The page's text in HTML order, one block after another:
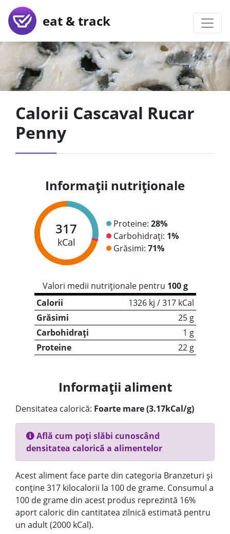
eat & track
Calorii Cascaval Rucar
Penny
Informații nutriționale
317
kCal
Proteine: 28%
Carbohidrați: 1%
Grăsimi: 71%
Valori medii nutriționale pentru 100 g
Calorii
1326 kj / 317 kCal
Grăsimi
25 g
Carbohidrați
1 g
Proteine
22 g
Informații aliment
Densitatea calorică: Foarte mare (3.17kCal/g)
Află cum poți slăbi cunoscând
densitatea calorică a alimentelor
Acest aliment face parte din categoria Branzeturi și
conține 317 kilocalorii la 100 de grame. Consumul a
100 de grame din acest produs reprezintă 16%
aport caloric din cantitatea zilnică estimată pentru
un adult (2000 kCal).